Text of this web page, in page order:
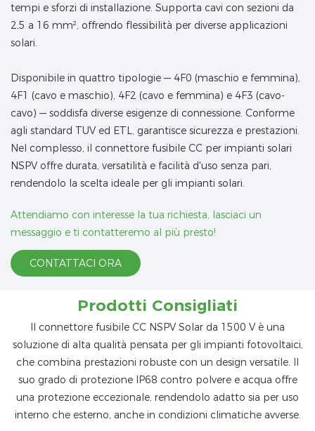
tempi e sforzi di installazione. Supporta cavi con sezioni da
2,5 a 16 mm², offrendo flessibilità per diverse applicazioni
solari.
Disponibile in quattro tipologie — 4F0 (maschio e femmina),
4F1 (cavo e maschio), 4F2 (cavo e femmina) e 4F3 (cavo-
cavo) — soddisfa diverse esigenze di connessione. Conforme
agli standard TUV ed ETL, garantisce sicurezza e prestazioni.
Nel complesso, il connettore fusibile CC per impianti solari
NSPV offre durata, versatilità e facilità d'uso senza pari,
rendendolo la scelta ideale per gli impianti solari.
Attendiamo con interesse la tua richiesta, lasciaci un
messaggio e ti contatteremo al più presto!
CONTATTACI ORA
Prodotti Consigliati
Il connettore fusibile CC NSPV Solar da 1500 V è una
soluzione di alta qualità pensata per gli impianti fotovoltaici,
che combina prestazioni robuste con un design versatile. Il
suo grado di protezione IP68 contro polvere e acqua offre
una protezione eccezionale, rendendolo adatto sia per uso
interno che esterno, anche in condizioni climatiche avverse.